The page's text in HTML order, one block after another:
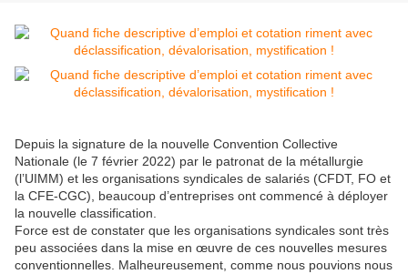
Depuis la signature de la nouvelle Convention Collective
Nationale (le 7 février 2022) par le patronat de la métallurgie
(l’UIMM) et les organisations syndicales de salariés (CFDT, FO et
la CFE-CGC), beaucoup d’entreprises ont commencé à déployer
la nouvelle classification.
Force est de constater que les organisations syndicales sont très
peu associées dans la mise en œuvre de ces nouvelles mesures
conventionnelles. Malheureusement, comme nous pouvions nous